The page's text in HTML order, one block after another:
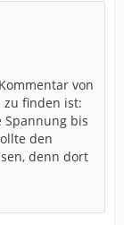
von
zu finden ist:
bis
den
denn dort